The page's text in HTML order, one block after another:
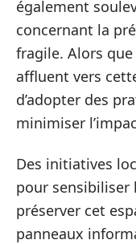
également
concernant la
fragile. Alors
affluent vers
d’adopter des
minimiser
Des initiatives
pour sensibiliser
préserver cet
panneaux